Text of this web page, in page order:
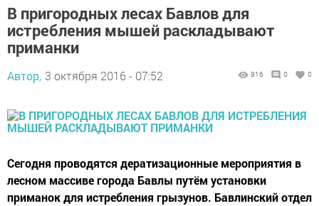
В пригородных лесах Бавлов для
истребления мышей раскладывают
приманки
Автор, 3 октября 2016 - 07:52 916 0 0
Сегодня проводятся дератизационные мероприятия в
лесном массиве города Бавлы путём установки
приманок для истребления грызунов. Бавлинский отдел